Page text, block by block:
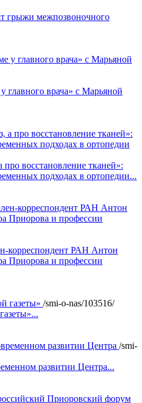
грыжи межпозвоночного
главного врача» с Марьяной
восстановление тканей»:
подходах в ортопедии...
корреспондент РАН Антон
Приорова и профессии
/smi-o-nas/103516/
/smi-
развитии Центра...